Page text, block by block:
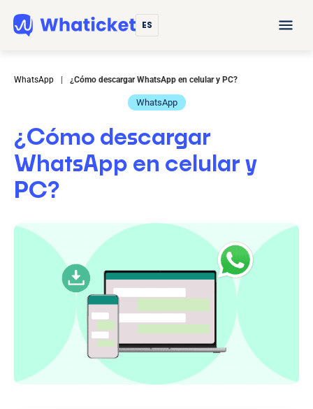
ES
WhatsApp ¿Cómo descargar WhatsApp en celular y PC?
WhatsApp
¿Cómo descargar
WhatsApp en celular y
PC?